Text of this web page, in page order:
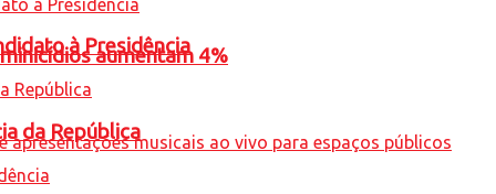
aumentam 4%
à Presidência
da República